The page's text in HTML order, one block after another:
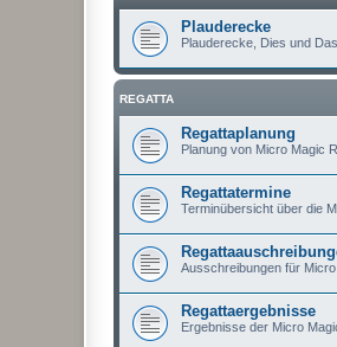
Plauderecke
Plauderecke, Dies und Das
REGATTA
Regattaplanung
Planung von Micro Magic
Regattatermine
Terminübersicht über die
Ausschreibungen für
Regattaergebnisse
Ergebnisse der Micro